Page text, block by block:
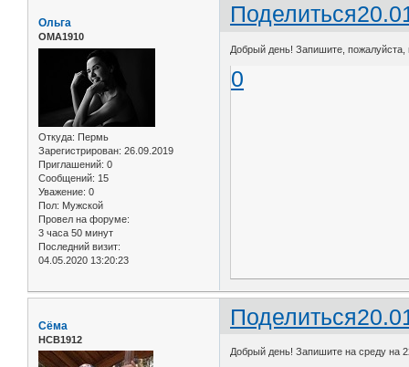
Поделиться
Ольга
ОМА1910
Откуда: Пермь
Зарегистрирован: 26.09.2019
Приглашений: 0
Сообщений: 15
Уважение: 0
Пол: Мужской
Провел на форуме:
3 часа 50 минут
Последний визит:
04.05.2020 13:20:23
Добрый день! Запишите, пожалуйста,
0
Поделиться
Сёма
НСВ1912
Добрый день! Запишите на среду на